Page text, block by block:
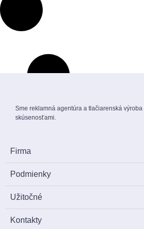
Sme reklamná agentúra a tlačiarenská výroba
skúsenosťami.
Firma
Podmienky
Užitočné
Kontakty